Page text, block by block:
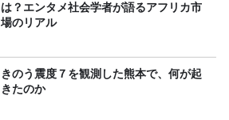
は？エンタメ社会学者が語るアフリカ市
場のリアル
きのう震度７を観測した熊本で、何が起
きたのか